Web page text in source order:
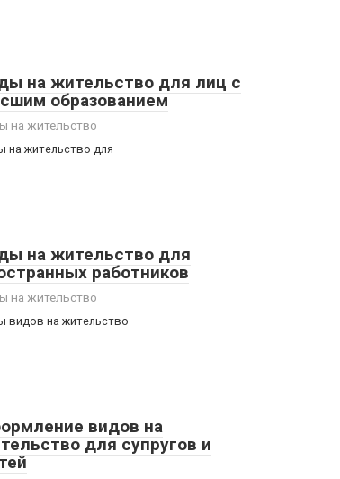
на жительство для лиц с
образованием
на жительство
на жительство для
на жительство для
работников
на жительство
видов на жительство
видов на
для супругов и